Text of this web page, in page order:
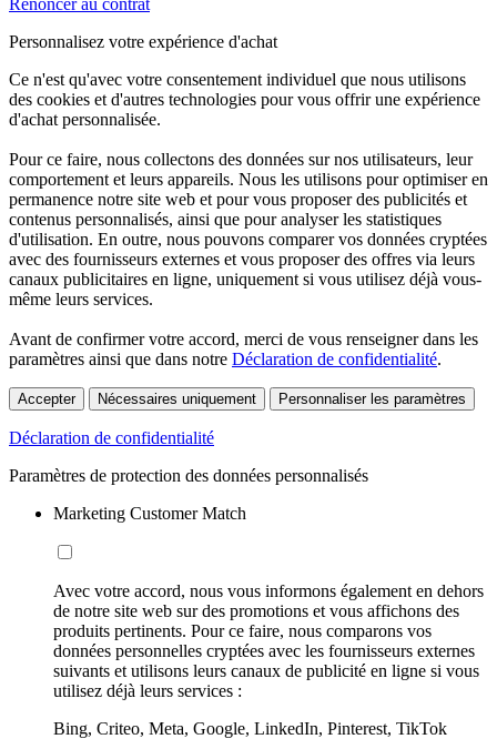
Personnalisez votre expérience d'achat
Ce n'est qu'avec votre consentement individuel que nous utilisons
des cookies et d'autres technologies pour vous offrir une expérience
d'achat personnalisée.
Pour ce faire, nous collectons des données sur nos utilisateurs, leur
comportement et leurs appareils. Nous les utilisons pour optimiser en
permanence notre site web et pour vous proposer des publicités et
contenus personnalisés, ainsi que pour analyser les statistiques
d'utilisation. En outre, nous pouvons comparer vos données cryptées
avec des fournisseurs externes et vous proposer des offres via leurs
canaux publicitaires en ligne, uniquement si vous utilisez déjà vous-
même leurs services.
Avant de confirmer votre accord, merci de vous renseigner dans les
paramètres ainsi que dans notre Déclaration de confidentialité.
Accepter Nécessaires uniquement Personnaliser les paramètres
Déclaration de confidentialité
Paramètres de protection des données personnalisés
Marketing Customer Match
Avec votre accord, nous vous informons également en dehors
de notre site web sur des promotions et vous affichons des
produits pertinents. Pour ce faire, nous comparons vos
données personnelles cryptées avec les fournisseurs externes
suivants et utilisons leurs canaux de publicité en ligne si vous
utilisez déjà leurs services :
Bing, Criteo, Meta, Google, LinkedIn, Pinterest, TikTok